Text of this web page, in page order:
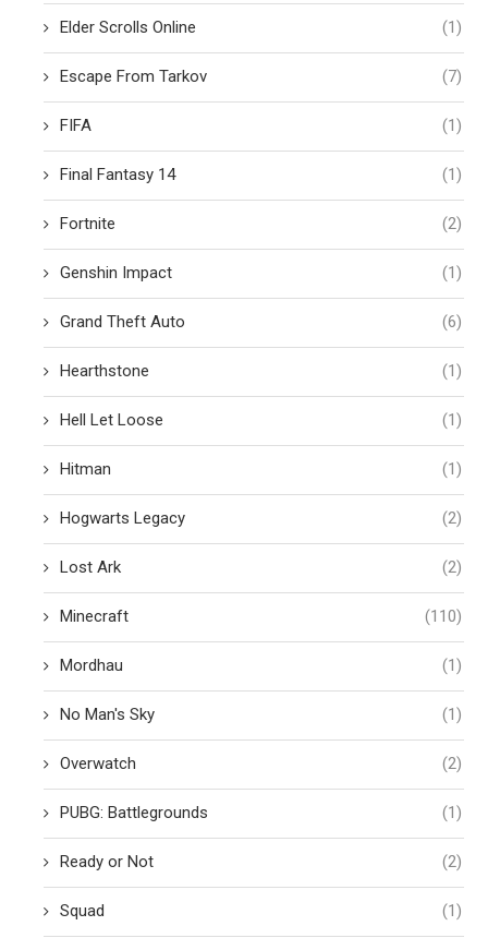
Elder Scrolls Online (1)
Escape From Tarkov (7)
FIFA (1)
Final Fantasy 14 (1)
Fortnite (2)
Genshin Impact (1)
Grand Theft Auto (6)
Hearthstone (1)
Hell Let Loose (1)
Hitman (1)
Hogwarts Legacy (2)
Lost Ark (2)
Minecraft (110)
Mordhau (1)
No Man's Sky (1)
Overwatch (2)
PUBG: Battlegrounds (1)
Ready or Not (2)
Squad (1)